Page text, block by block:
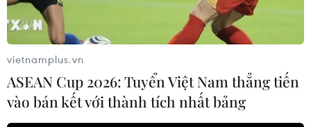
vietnamplus.vn
ASEAN Cup 2026: Tuyển Việt Nam thẳng tiến
vào bán kết với thành tích nhất bảng